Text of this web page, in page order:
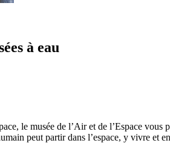
à eau
le musée de l’Air et de l’Espace
peut partir dans l’espace, y vivre et